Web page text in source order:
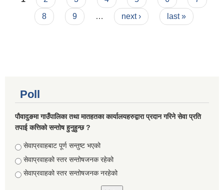
8
9 … next › last »
Poll
पौवादुङमा गाउँपालिका तथा मातहतका कार्यालयहरुद्वारा प्रदान गरिने सेवा प्रति
तपाई कत्तिको सन्तोष हुनुहुन्छ ?
Choices
सेवाप्रवाहबाट पूर्ण सन्तुष्ट भएको
सेवाप्रवाहको स्तर सन्तोषजनक रहेको
सेवाप्रवाहको स्तर सन्तोषजनक नरहेको